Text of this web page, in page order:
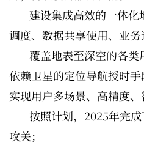
建设集成高效的一体
调度、数据共享使用、业务
覆盖地表至深空的各
依赖卫星的定位导航授时手
实现用户多场景、高精度、
按照计划，2025年完
攻关；